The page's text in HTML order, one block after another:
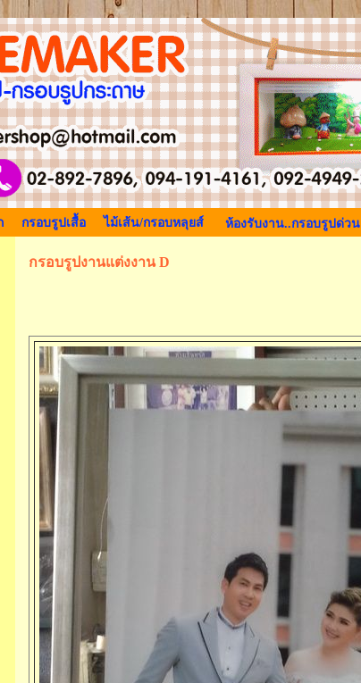
กรอบรูปเสื้อ ไม้เส้น/กรอบหลุยส์ ห้องรับงาน..กรอบรูปด่วน
กรอบรูปงานแต่งงาน D